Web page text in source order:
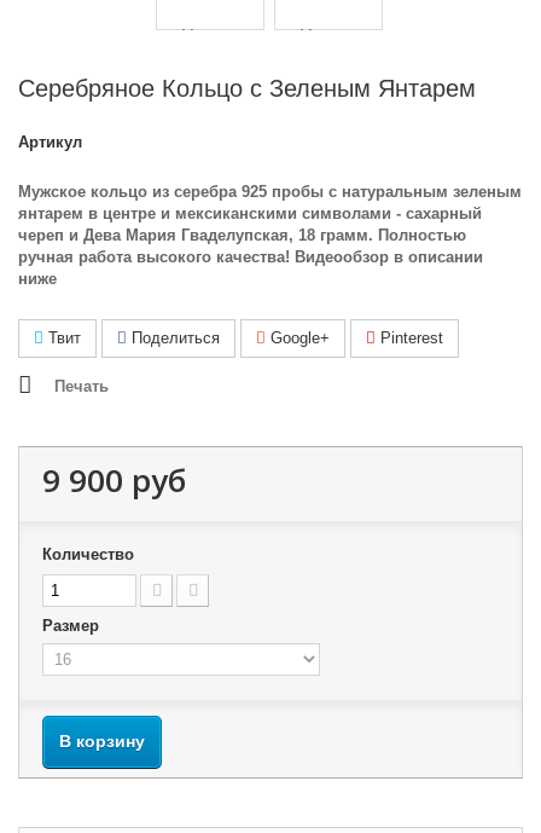
Серебряное Кольцо с Зеленым Янтарем
Артикул
Мужское кольцо из серебра 925 пробы с натуральным зеленым
янтарем в центре и мексиканскими символами - сахарный
череп и Дева Мария Гваделупская, 18 грамм. Полностью
ручная работа высокого качества! Видеообзор в описании
ниже
Твит Поделиться Google+ Pinterest
Печать
9 900 руб
Количество
Размер
В корзину